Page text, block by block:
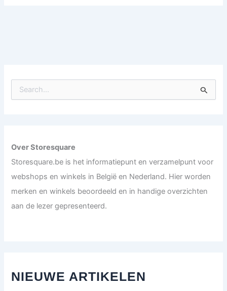
f
r
:
Over Storesquare
Storesquare.be is het informatiepunt en verzamelpunt voor
webshops en winkels in België en Nederland. Hier worden
merken en winkels beoordeeld en in handige overzichten
aan de lezer gepresenteerd.
NIEUWE ARTIKELEN